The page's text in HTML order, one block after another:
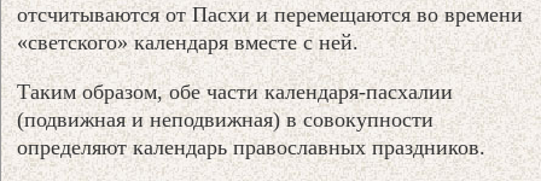
отсчитываются от Пасхи и перемещаются во времени
«светского» календаря вместе с ней.
Таким образом, обе части календаря-пасхалии
(подвижная и неподвижная) в совокупности
определяют календарь православных праздников.